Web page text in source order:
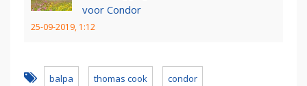
voor Condor
25-09-2019, 1:12
balpa thomas cook condor